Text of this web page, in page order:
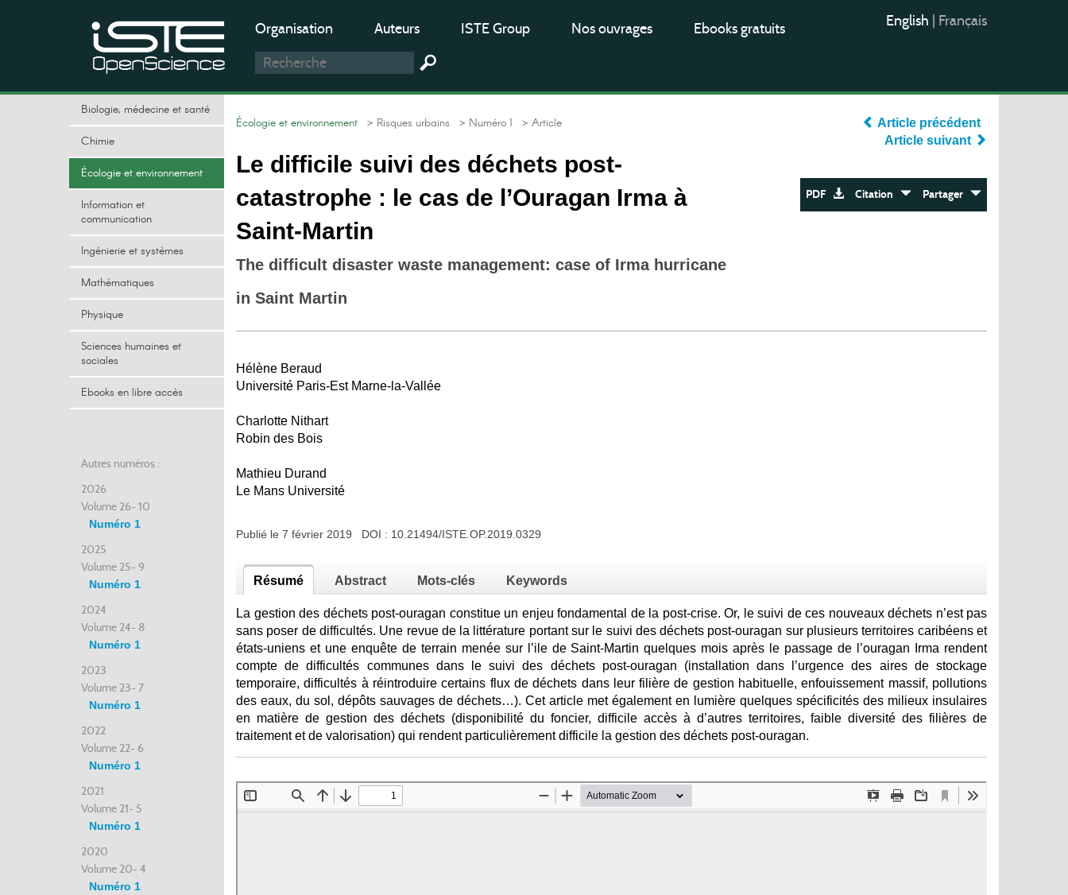
Organisation Auteurs ISTE Group Nos ouvrages Ebooks gratuits English Français
Biologie, médecine et santé
Chimie
Écologie et environnement
Information et
communication
Ingénierie et systèmes
Mathématiques
Physique
Sciences humaines et
sociales
Ebooks en libre accès
Autres numéros :
2026
Volume 26- 10
Numéro 1
2025
Volume 25- 9
Numéro 1
2024
Volume 24- 8
Numéro 1
2023
Volume 23- 7
Numéro 1
2022
Volume 22- 6
Numéro 1
2021
Volume 21- 5
Numéro 1
2020
Volume 20- 4
Numéro 1
Écologie et environnement > Risques urbains > Numéro 1 > Article
Le difficile suivi des déchets post-
catastrophe : le cas de l’Ouragan Irma à
Saint-Martin
The difficult disaster waste management: case of Irma hurricane
in Saint Martin
Article précédent
Article suivant
PDF Citation Partager
Hélène Beraud
Université Paris-Est Marne-la-Vallée
Charlotte Nithart
Robin des Bois
Mathieu Durand
Le Mans Université
Publié le 7 février 2019 DOI : 10.21494/ISTE.OP.2019.0329
Résumé Abstract Mots-clés Keywords
La gestion des déchets post-ouragan constitue un enjeu fondamental de la post-crise. Or, le suivi de ces nouveaux déchets n’est pas
sans poser de difficultés. Une revue de la littérature portant sur le suivi des déchets post-ouragan sur plusieurs territoires caribéens et
états-uniens et une enquête de terrain menée sur l’ile de Saint-Martin quelques mois après le passage de l’ouragan Irma rendent
compte de difficultés communes dans le suivi des déchets post-ouragan (installation dans l’urgence des aires de stockage
temporaire, difficultés à réintroduire certains flux de déchets dans leur filière de gestion habituelle, enfouissement massif, pollutions
des eaux, du sol, dépôts sauvages de déchets…). Cet article met également en lumière quelques spécificités des milieux insulaires
en matière de gestion des déchets (disponibilité du foncier, difficile accès à d’autres territoires, faible diversité des filières de
traitement et de valorisation) qui rendent particulièrement difficile la gestion des déchets post-ouragan.